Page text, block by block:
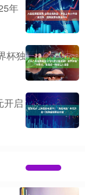
年
杯独
开启